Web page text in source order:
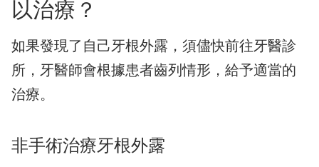
以治療？
如果發現了自己牙根外露，須儘快前往牙醫診
所，牙醫師會根據患者齒列情形，給予適當的
治療。
非手術治療牙根外露